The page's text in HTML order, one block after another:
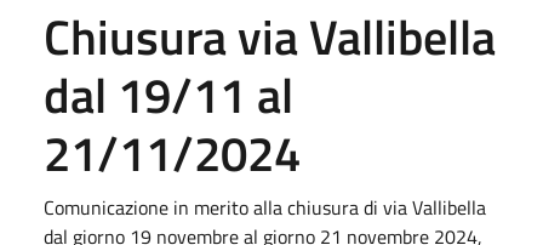
Chiusura via Vallibella
dal 19/11 al
21/11/2024
Comunicazione in merito alla chiusura di via Vallibella
dal giorno 19 novembre al giorno 21 novembre 2024,